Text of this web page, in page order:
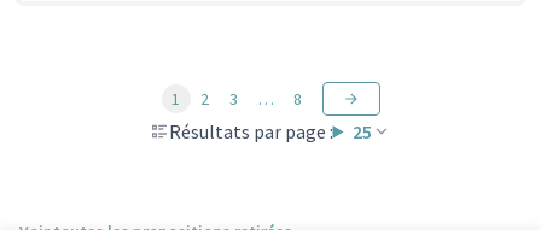
Résultats par page : 25
1 2 3 … 8
Voir toutes les propositions retirées